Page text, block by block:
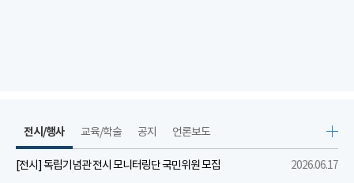
전시/행사
[전시] 독립기념관 전시 모니터링단 국민위원 모집
2026.06.17
교육/학술 공지 언론보도